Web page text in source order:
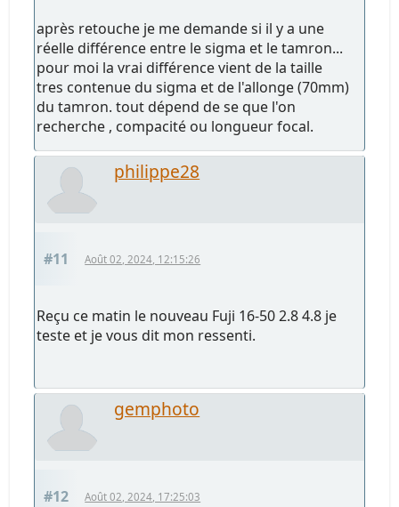
après retouche je me demande si il y a une
réelle différence entre le sigma et le tamron...
pour moi la vrai différence vient de la taille
tres contenue du sigma et de l'allonge (70mm)
du tamron. tout dépend de se que l'on
recherche , compacité ou longueur focal.
philippe28
#11 Août 02, 2024, 12:15:26
Reçu ce matin le nouveau Fuji 16-50 2.8 4.8 je
teste et je vous dit mon ressenti.
gemphoto
#12 Août 02, 2024, 17:25:03